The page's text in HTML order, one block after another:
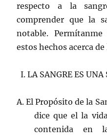
respecto a la
comprender que la
notable.
estos hechos acerca
I. LA SANGRE ES UNA
A. El Propósito de la
dice que el la
contenida en